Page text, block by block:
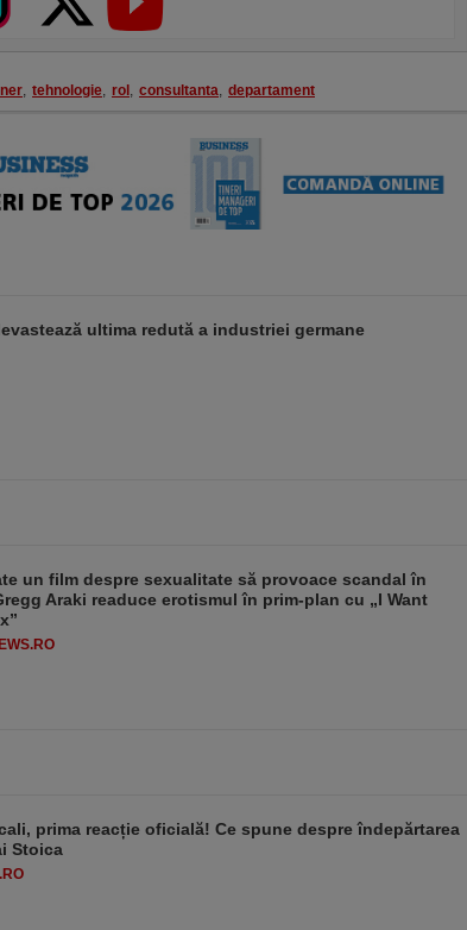
, tehnologie, rol , consultanta, departament
ultima redută a industriei germane
un film despre sexualitate să provoace scandal în
Araki readuce erotismul în prim-plan cu „I Want
prima reacție oficială! Ce spune despre îndepărtarea
Stoica